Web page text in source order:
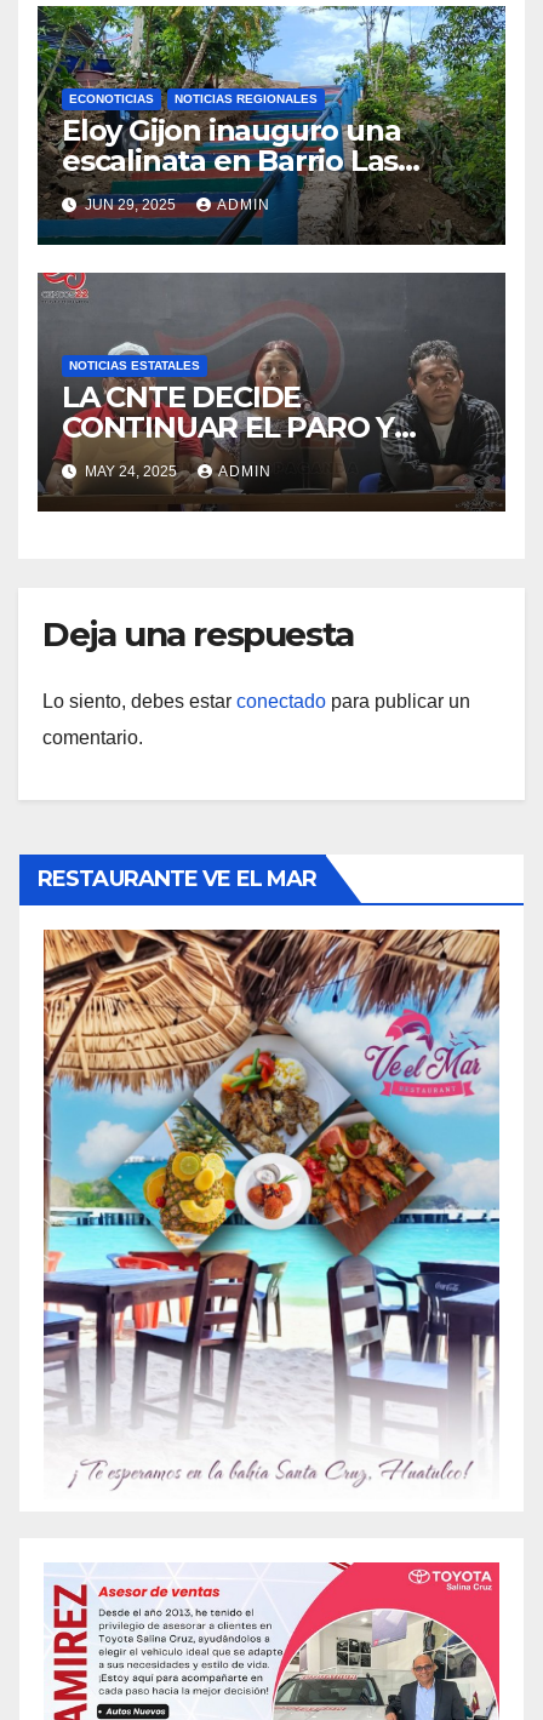
ECONOTICIAS NOTICIAS REGIONALES
Eloy Gijon inauguro una
escalinata en Barrio Las
Palmas Alto en Barra de
Copalita, San Miguel del
Puerto Oaxaca.
JUN 29, 2025 ADMIN
NOTICIAS ESTATALES
LA CNTE DECIDE
CONTINUAR EL PARO Y
PLANTÓN EN LA CDMX.
MAY 24, 2025 ADMIN
Deja una respuesta
Lo siento, debes estar conectado para publicar un
comentario.
RESTAURANTE VE EL MAR